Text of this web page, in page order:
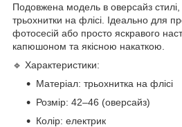
Подовжена модель в оверсайз стилі,
трьохнитки на флісі. Ідеально для
фотосесій або просто яскравого
капюшоном та якісною накаткою.
🔹 Характеристики:
Матеріал: трьохнитка на флісі
Розмір: 42–46 (оверсайз)
Колір: електрик